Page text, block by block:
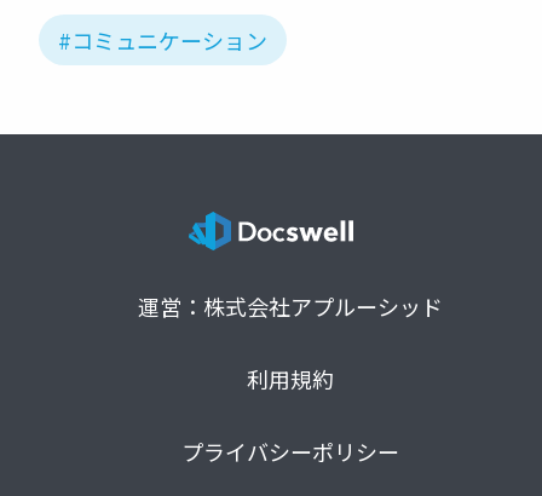
#コミュニケーション
運営：株式会社アプルーシッド
利用規約
プライバシーポリシー